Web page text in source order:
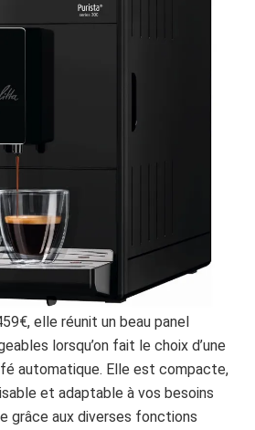
elle réunit un beau panel
lorsqu’on fait le choix d’une
automatique. Elle est compacte,
et adaptable à vos besoins
grâce aux diverses fonctions